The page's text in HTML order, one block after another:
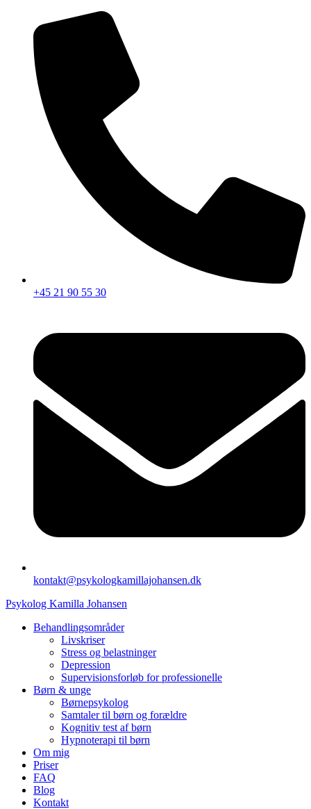
indhold
+45 21 90 55 30
kontakt@psykologkamillajohansen.dk
Psykolog Kamilla Johansen
Behandlingsområder
Livskriser
Stress og belastninger
Depression
Supervisionsforløb for professionelle
Børn & unge
Børnepsykolog
Samtaler til børn og forældre
Kognitiv test af børn
Hypnoterapi til børn
Om mig
Priser
FAQ
Blog
Kontakt